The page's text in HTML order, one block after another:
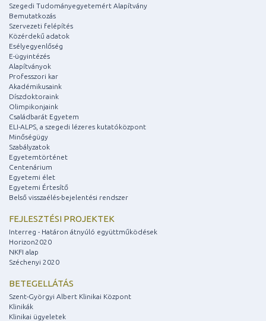
Szegedi Tudományegyetemért Alapítvány
Bemutatkozás
Szervezeti felépítés
Közérdekű adatok
Esélyegyenlőség
E-ügyintézés
Alapítványok
Professzori kar
Akadémikusaink
Díszdoktoraink
Olimpikonjaink
Családbarát Egyetem
ELI-ALPS, a szegedi lézeres kutatóközpont
Minőségügy
Szabályzatok
Egyetemtörténet
Centenárium
Egyetemi élet
Egyetemi Értesítő
Belső visszaélés-bejelentési rendszer
FEJLESZTÉSI PROJEKTEK
Interreg - Határon átnyúló együttműködések
Horizon2020
NKFI alap
Széchenyi 2020
BETEGELLÁTÁS
Szent-Györgyi Albert Klinikai Központ
Klinikák
Klinikai ügyeletek